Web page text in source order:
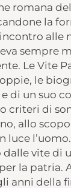
romana
la
alle
sempre
Le Vite
le
di un suo
criteri di
allo
luce
vite di
la patria.
anni della